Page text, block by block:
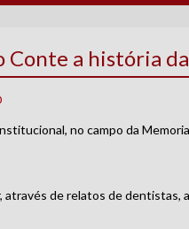
Conte a história
no campo da
através de relatos de dentistas,